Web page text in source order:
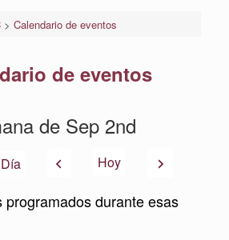
> Calendario de eventos
de eventos
de Sep 2nd
Día AnteriorHoy Siguiente
programados durante esas